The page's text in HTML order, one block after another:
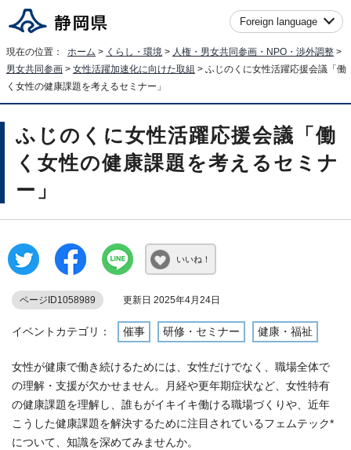
Foreign language
現在の位置： ホーム > くらし・環境 > 人権・男女共同参画・NPO・渉外調整 >
男女共同参画 > 女性活躍加速化に向けた取組 > ふじのくに女性活躍応援会議「働
く女性の健康課題を考えるセミナー」
ふじのくに女性活躍応援会議「働
く女性の健康課題を考えるセミナ
ー」
いいね！
ページID1058989 更新日 2025年4月24日
イベントカテゴリ： 催事 研修・セミナー 健康・福祉
女性が健康で働き続けるためには、女性だけでなく、職場全体で
の理解・支援が欠かせません。月経や更年期症状など、女性特有
の健康課題を理解し、誰もがイキイキ働ける職場づくりや、近年
こうした健康課題を解決するために注目されているフェムテック*
について、知識を深めてみませんか。